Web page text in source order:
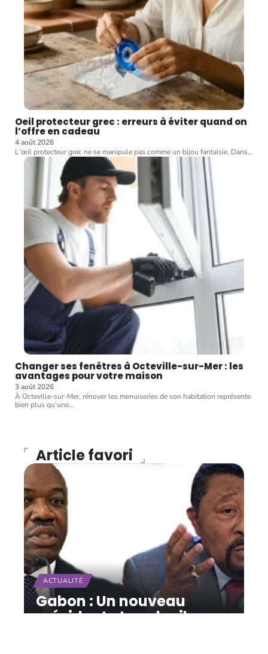
Oeil protecteur grec : erreurs à éviter quand on
l’offre en cadeau
4 août 2026
L'œil protecteur grec ne se manipule pas comme un bijou fantaisie. Dans…
Changer ses fenêtres à Octeville-sur-Mer : les
avantages pour votre maison
3 août 2026
À Octeville-sur-Mer, rénover les menuiseries de son habitation représente
bien plus qu’une…
Article favori
ACTUALITÉ
Gabon : Un nouveau
président et un deuil